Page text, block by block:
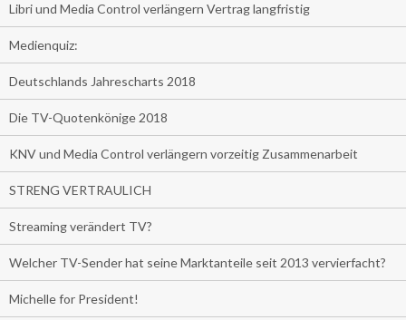
Libri und Media Control verlängern Vertrag langfristig
Medienquiz:
Deutschlands Jahrescharts 2018
Die TV-Quotenkönige 2018
KNV und Media Control verlängern vorzeitig Zusammenarbeit
STRENG VERTRAULICH
Streaming verändert TV?
Welcher TV-Sender hat seine Marktanteile seit 2013 vervierfacht?
Michelle for President!